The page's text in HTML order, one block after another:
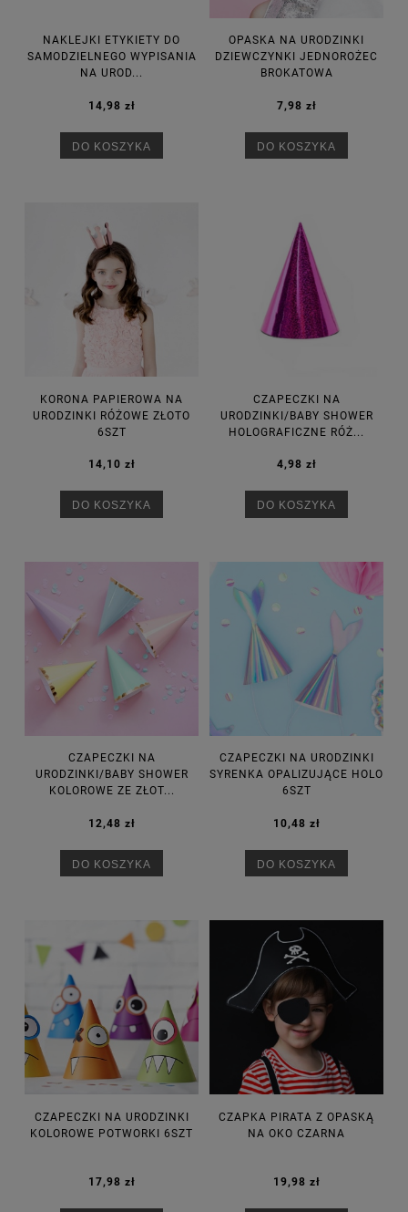
NAKLEJKI ETYKIETY DO
SAMODZIELNEGO WYPISANIA
NA UROD...
14,98 zł
DO KOSZYKA
OPASKA NA URODZINKI
DZIEWCZYNKI JEDNOROŻEC
BROKATOWA
7,98 zł
DO KOSZYKA
KORONA PAPIEROWA NA
URODZINKI RÓŻOWE ZŁOTO
6SZT
14,10 zł
DO KOSZYKA
CZAPECZKI NA
URODZINKI/BABY SHOWER
HOLOGRAFICZNE RÓŻ...
4,98 zł
DO KOSZYKA
CZAPECZKI NA
URODZINKI/BABY SHOWER
KOLOROWE ZE ZŁOT...
12,48 zł
DO KOSZYKA
CZAPECZKI NA URODZINKI
SYRENKA OPALIZUJĄCE HOLO
6SZT
10,48 zł
DO KOSZYKA
CZAPECZKI NA URODZINKI
KOLOROWE POTWORKI 6SZT
17,98 zł
CZAPKA PIRATA Z OPASKĄ
NA OKO CZARNA
19,98 zł